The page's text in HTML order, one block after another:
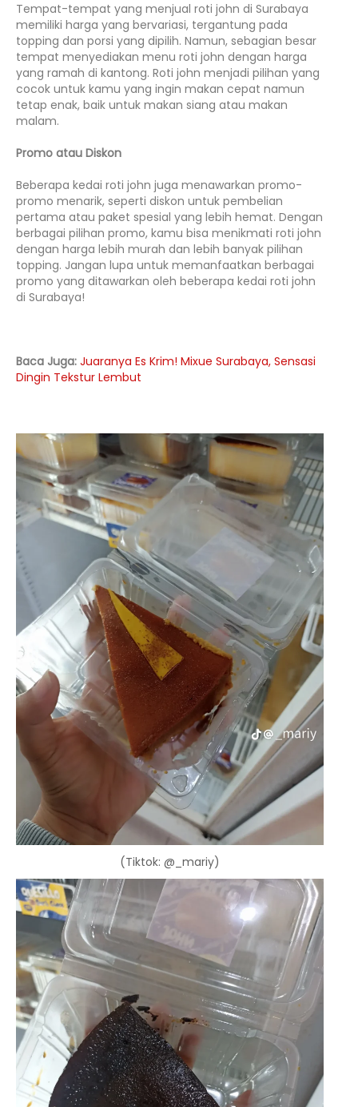
Tempat-tempat yang menjual roti john di Surabaya
memiliki harga yang bervariasi, tergantung pada
topping dan porsi yang dipilih. Namun, sebagian besar
tempat menyediakan menu roti john dengan harga
yang ramah di kantong. Roti john menjadi pilihan yang
cocok untuk kamu yang ingin makan cepat namun
tetap enak, baik untuk makan siang atau makan
malam.
Promo atau Diskon
Beberapa kedai roti john juga menawarkan promo-
promo menarik, seperti diskon untuk pembelian
pertama atau paket spesial yang lebih hemat. Dengan
berbagai pilihan promo, kamu bisa menikmati roti john
dengan harga lebih murah dan lebih banyak pilihan
topping. Jangan lupa untuk memanfaatkan berbagai
promo yang ditawarkan oleh beberapa kedai roti john
di Surabaya!
Baca Juga: Juaranya Es Krim! Mixue Surabaya, Sensasi
Dingin Tekstur Lembut
(Tiktok: @_mariy)